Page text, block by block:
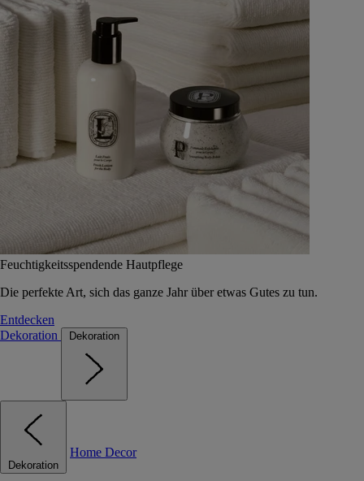
Feuchtigkeitsspendende Hautpflege
Die perfekte Art, sich das ganze Jahr über etwas Gutes zu tun.
Entdecken
Dekoration
Dekoration
Dekoration
Home Decor